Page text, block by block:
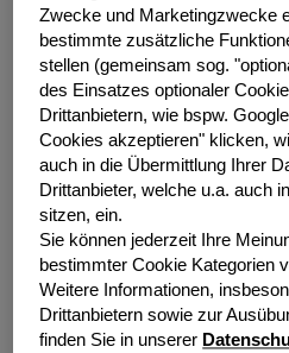
Prozess der
finden sich in dem Bericht die
Feststellungen im Bereich
Compliance.
Auf wesentliche Hinweise aus
hatte die grenke AG in den
Monaten bereits reagiert.
zwischenzeitlich begonnen,
maßgeblich
Chief Risk Officer erweitert
Ressortverantwortung klarer
Rücktritt von Vorstandsmitglied
Zwecke und Marketingzwecke
bestimmte zusätzliche
stellen (gemeinsam sog.
des Einsatzes optionaler
Drittanbietern, wie bspw.
Cookies akzeptieren" klicken,
auch in die Übermittlung Ihrer
Drittanbieter, welche u.a. auch
sitzen, ein.
Sie können jederzeit Ihre
bestimmter Cookie Kategorien
Weitere Informationen,
Drittanbietern sowie zur
finden Sie in unserer